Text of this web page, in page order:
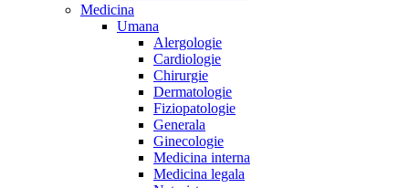
Medicina
Umana
Alergologie
Cardiologie
Chirurgie
Dermatologie
Fiziopatologie
Generala
Ginecologie
Medicina interna
Medicina legala